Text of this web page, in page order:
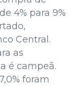
4% para 9%
Central.
as
é campeã.
foram